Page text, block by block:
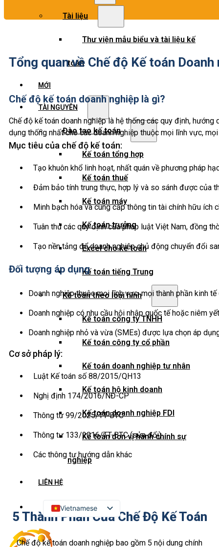
Tài liệu
Thư viện mẫu biểu và tài liệu kế
toán
MỚI
TÀI NGUYÊN
Đào tạo kế toán
Kế toán tổng hợp
Kế toán thuế
Kế toán máy
Kế toán trưởng
Excel cho kế toán
Kế toán tiếng Trung
Kế toán theo loại hình
Kế toán công ty TNHH
Kế toán công ty cổ phần
Kế toán doanh nghiệp tư nhân
Kế toán hộ kinh doanh
Kế toán doanh nghiệp FDI
Kế toán đơn vị hành chính sự
nghiệp
LIÊN HỆ
Vietnamese
English
Russian
Tổng quan về Chế độ Kế toán Doanh
Chế độ kế toán doanh nghiệp là gì?
Chế độ kế toán doanh nghiệp là hệ thống các quy định,
dụng thống nhất cho các doanh nghiệp thuộc mọi lĩnh vực,
Mục tiêu của chế độ kế toán:
Tạo khuôn khổ linh hoạt, nhất quán về phương pháp
Đảm bảo tính trung thực, hợp lý và so sánh được của
Minh bạch hóa và cung cấp thông tin tài chính hữu ích
Tuân thủ các quy định của pháp luật Việt Nam, đồng
Tạo nền tảng để doanh nghiệp chủ động chuyển đổi
Đối tượng áp dụng
Doanh nghiệp thuộc mọi lĩnh vực, mọi thành phần kinh
Doanh nghiệp có nhu cầu hội nhập quốc tế hoặc niêm
Doanh nghiệp nhỏ và vừa (SMEs) được lựa chọn áp
Cơ sở pháp lý:
Luật Kế toán số 88/2015/QH13
Nghị định 174/2016/NĐ-CP
Thông tư 99/2025/TT-BTC
Thông tư 133/2016/TT-BTC (sửa đổi)
Các thông tư hướng dẫn khác
5 Thành Phẩn Của Chế Độ Kế Toán
Chế độ kế toán doanh nghiệp bao gồm 5 nội dung chính